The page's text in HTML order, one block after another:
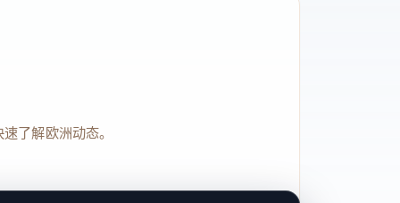
了解欧洲动态。